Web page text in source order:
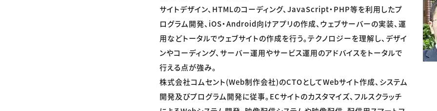
サイトデザイン、HTMLのコーディング、JavaScript・PHP等を利用したプ
ログラム開発、iOS・Android向けアプリの作成、ウェブサーバーの実装、運
用などトータルでウェブサイトの作成を行う。テクノロジーを理解し、デザイ
ンやコーディング、サーバー運用やサービス運用のアドバイスをトータルで
行える点が強み。
株式会社コムセント(Web制作会社)のCTOとしてWebサイト作成、システム
開発及びプログラム開発に従事。ECサイトのカスタマイズ、フルスクラッチ